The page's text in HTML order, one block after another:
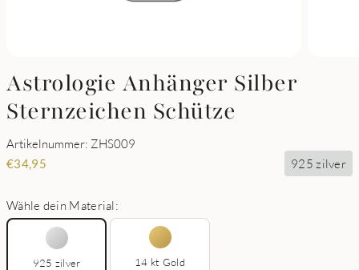
Astrologie Anhänger Silber
Sternzeichen Schütze
Artikelnummer: ZHS009
€34,95 925 zilver
Wähle dein Material:
925 zilver 14 kt Gold